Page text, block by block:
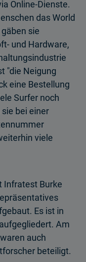
Online-Dienste.
das World
sie
und Hardware,
"die Neigung
eine Bestellung
Surfer noch
bei einer
viele
Infratest Burke
Es ist in
Am
auch
beteiligt.